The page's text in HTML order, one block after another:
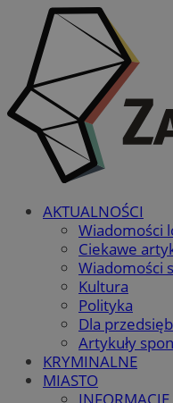
AKTUALNOŚCI
Wiadomości
Ciekawe
Wiadomości
Kultura
Polityka
Dla
Artykuły
KRYMINALNE
MIASTO